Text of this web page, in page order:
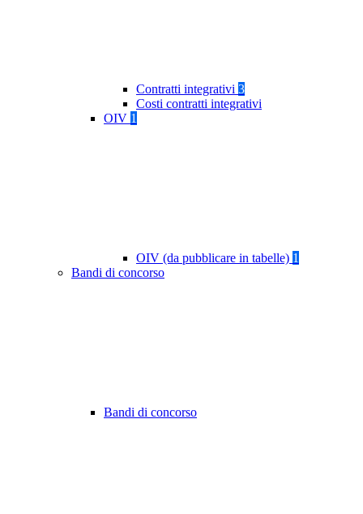
Contratti integrativi 3
Costi contratti integrativi
OIV 1
OIV (da pubblicare in tabelle) 1
Bandi di concorso
Bandi di concorso